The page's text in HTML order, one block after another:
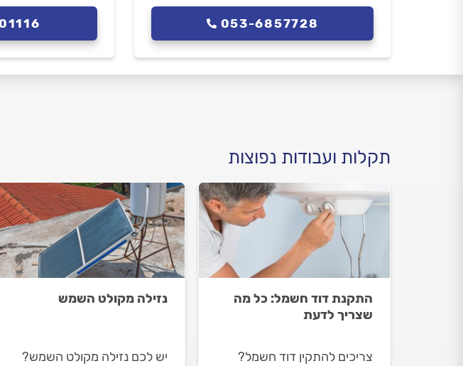
053-6857728
תקלות ועבודות נפוצות
התקנת דוד חשמל: כל מה
שצריך לדעת
צריכים להתקין דוד חשמל?
נזילה מקולט השמש
יש לכם נזילה מקולט השמש?